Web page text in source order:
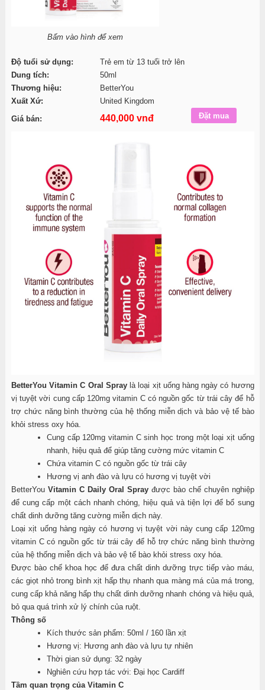
Bấm vào hình để xem
Độ tuổi sử dụng:
Trẻ em từ 13 tuổi trở lên
Dung tích:
50ml
Thương hiệu:
BetterYou
Xuất Xứ:
United Kingdom
Giá bán:
440,000 vnđ
BetterYou Vitamin C Oral Spraylà loại xịt uống hàng ngày có hương
vị tuyệt vời cung cấp 120mg vitamin C có nguồn gốc từ trái cây để hỗ
trợ chức năng bình thường của hệ thống miễn dịch và bảo vệ tế bào
khỏi stress oxy hóa.
Cung cấp 120mg vitamin C sinh học trong một loại xịt uống
nhanh, hiệu quả để giúp tăng cường mức vitamin C
Chứa vitamin C có nguồn gốc từ trái cây
Hương vị anh đào và lựu có hương vị tuyệt vời
BetterYou Vitamin C Daily Oral Sprayđược bào chế chuyên nghiệp
để cung cấp một cách nhanh chóng, hiệu quả và tiện lợi để bổ sung
chất dinh dưỡng tăng cường miễn dịch này.
Loại xịt uống hàng ngày có hương vị tuyệt vời này cung cấp 120mg
vitamin C có nguồn gốc từ trái cây để hỗ trợ chức năng bình thường
của hệ thống miễn dịch và bảo vệ tế bào khỏi stress oxy hóa.
Được bào chế khoa học để đưa chất dinh dưỡng trực tiếp vào máu,
các giọt nhỏ trong bình xịt hấp thụ nhanh qua màng má của má trong,
cung cấp khả năng hấp thụ chất dinh dưỡng nhanh chóng và hiệu quả,
bỏ qua quá trình xử lý chính của ruột.
Thông số
Kích thước sản phẩm: 50ml / 160 lần xịt
Hương vị: Hương anh đào và lựu tự nhiên
Thời gian sử dụng: 32 ngày
Nghiên cứu hợp tác với: Đại học Cardiff
Tầm quan trọng của Vitamin C